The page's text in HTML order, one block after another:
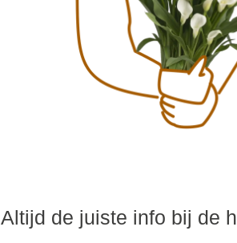
Altijd de juiste info bij de